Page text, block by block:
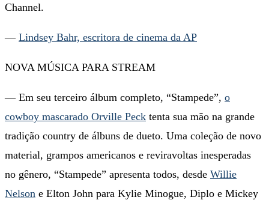
Channel.
— Lindsey Bahr, escritora de cinema da AP
NOVA MÚSICA PARA STREAM
— Em seu terceiro álbum completo, “Stampede”, o
cowboy mascarado Orville Peck tenta sua mão na grande
tradição country de álbuns de dueto. Uma coleção de novo
material, grampos americanos e reviravoltas inesperadas
no gênero, “Stampede” apresenta todos, desde Willie
Nelson e Elton John para Kylie Minogue, Diplo e Mickey